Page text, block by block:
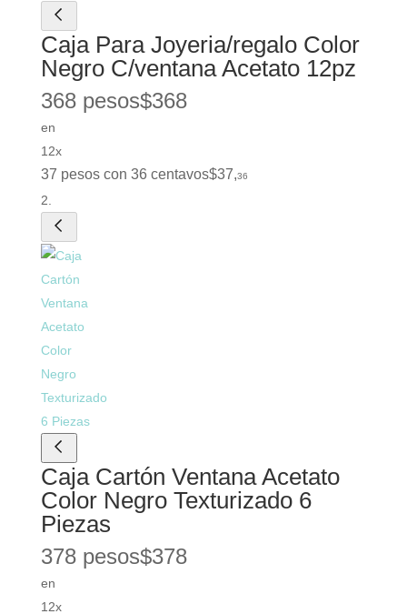
Caja Para Joyeria/regalo Color
Negro C/ventana Acetato 12pz
368 pesos$368
en
12x
37 pesos con 36 centavos$37,36
Caja Cartón Ventana Acetato
Color Negro Texturizado 6
Piezas
378 pesos$378
en
12x